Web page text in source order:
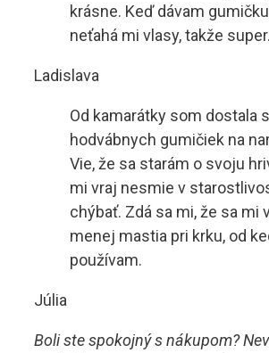
krásne. Keď dávam
neťahá mi vlasy, takže super.
Ladislava
Od kamarátky som dostala
hodvábnych gumičiek na
Vie, že sa starám o svoju
mi vraj nesmie v
chýbať. Zdá sa mi, že sa mi
menej mastia pri krku, od
používam.
Júlia
Boli ste spokojný s nákupom?